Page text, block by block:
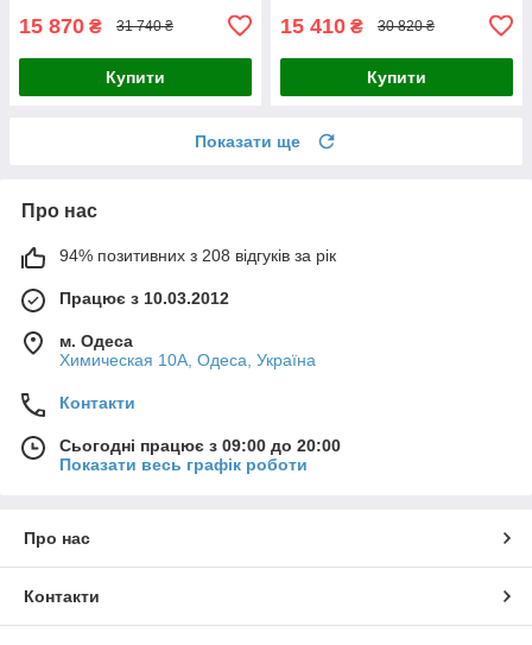
15 870 ₴ 31 740 ₴
Купити
15 410 ₴ 30 820 ₴
Купити
Показати ще
Про нас
94% позитивних з 208 відгуків за рік
Працює з 10.03.2012
м. Одеса
Химическая 10А, Одеса, Україна
Контакти
Сьогодні працює з 09:00 до 20:00
Показати весь графік роботи
Про нас
Контакти